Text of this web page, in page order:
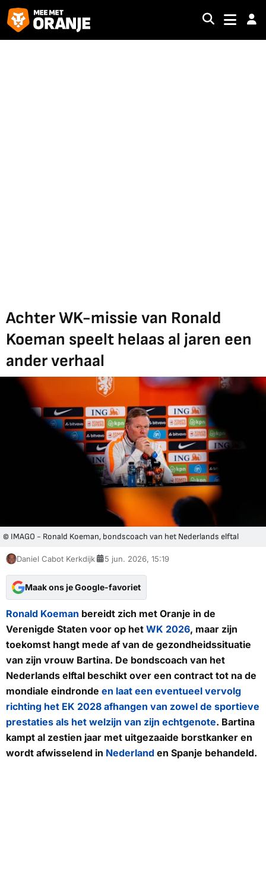
Achter WK-missie van Ronald
Koeman speelt helaas al jaren een
ander verhaal
© IMAGO - Ronald Koeman, bondscoach van het Nederlands elftal
Daniel Cabot Kerkdijk 5 jun. 2026, 15:19
Maak ons je Google-favoriet
Ronald Koeman bereidt zich met Oranje in de
Verenigde Staten voor op het WK 2026, maar zijn
toekomst hangt mede af van de gezondheidssituatie
van zijn vrouw Bartina. De bondscoach van het
Nederlands elftal beschikt over een contract tot na de
mondiale eindronde en laat een eventueel vervolg
richting het EK 2028 afhangen van zowel de sportieve
prestaties als het welzijn van zijn echtgenote. Bartina
kampt al zestien jaar met uitgezaaide borstkanker en
wordt afwisselend in Nederland en Spanje behandeld.